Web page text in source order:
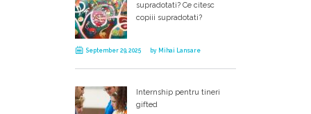
supradotati? Ce citesc
copiii supradotati?
September 29, 2025 by Mihai Lansare
Internship pentru tineri
gifted